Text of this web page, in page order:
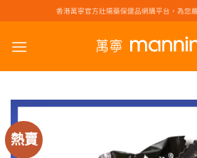
to
content
香港萬寧官方壯陽藥保健品網購平台，為您
熱賣